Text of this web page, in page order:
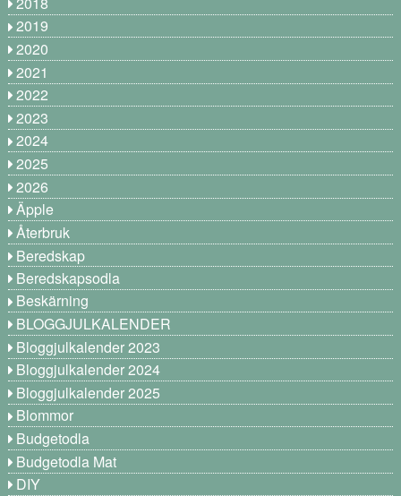
2019
2020
2021
2022
2023
2024
2025
2026
Äpple
Återbruk
Beredskap
Beredskapsodla
Beskärning
BLOGGJULKALENDER
Bloggjulkalender 2023
Bloggjulkalender 2024
Bloggjulkalender 2025
Blommor
Budgetodla
Budgetodla Mat
DIY